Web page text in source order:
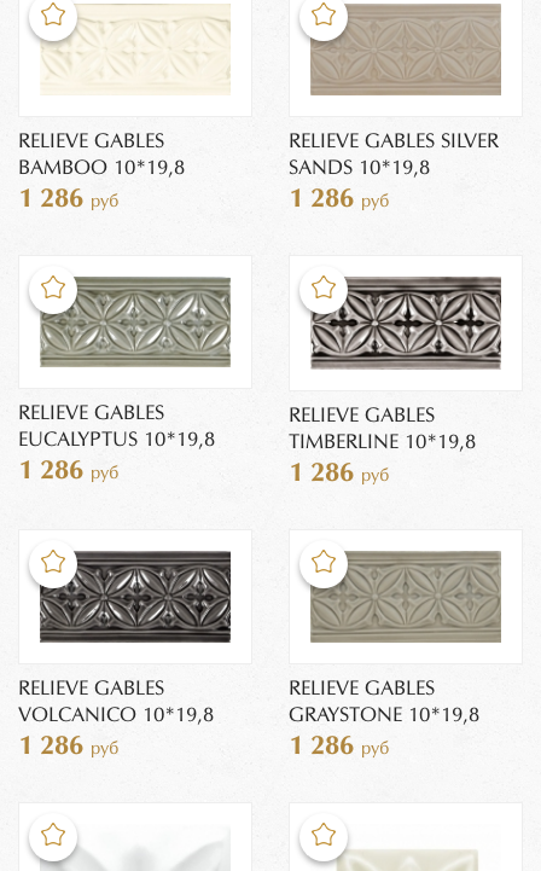
RELIEVE GABLES
BAMBOO 10*19,8
1 286 руб
RELIEVE GABLES SILVER
SANDS 10*19,8
1 286 руб
RELIEVE GABLES
EUCALYPTUS 10*19,8
1 286 руб
RELIEVE GABLES
TIMBERLINE 10*19,8
1 286 руб
RELIEVE GABLES
VOLCANICO 10*19,8
1 286 руб
RELIEVE GABLES
GRAYSTONE 10*19,8
1 286 руб